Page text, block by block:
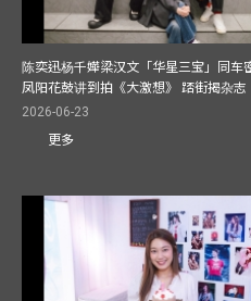
陈奕迅杨千嬅梁汉文「华星三宝」同车
凤阳花鼓讲到拍《大激想》 踎街揭杂志
2026-06-23
更多